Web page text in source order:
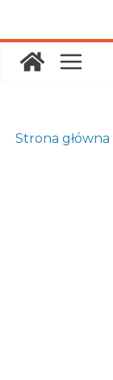
content
Strona główna